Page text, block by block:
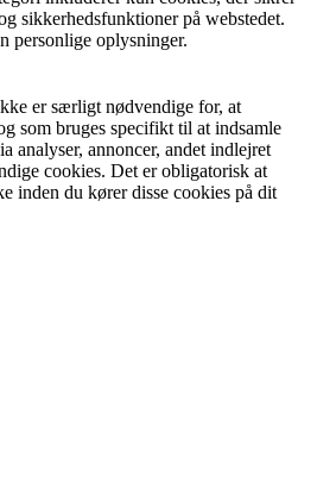
sikkerhedsfunktioner på webstedet.
personlige oplysninger.
er særligt nødvendige for, at
som bruges specifikt til at indsamle
analyser, annoncer, andet indlejret
cookies. Det er obligatorisk at
inden du kører disse cookies på dit